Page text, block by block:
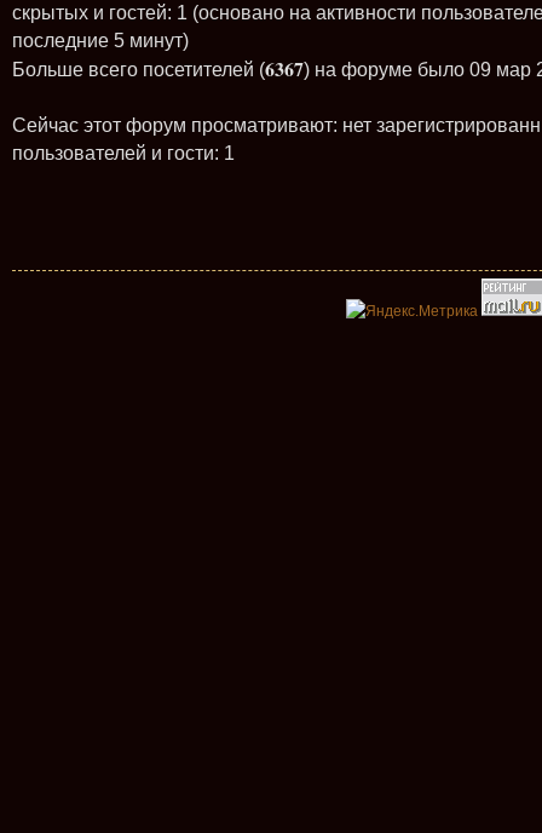
скрытых и гостей: 1 (основано на активности
последние 5 минут)
Больше всего посетителей (6367) на форуме было 09 мар
Сейчас этот форум просматривают: нет
пользователей и гости: 1